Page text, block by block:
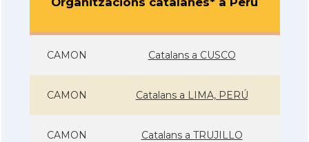
CAMON Catalans a CUSCO
CAMON Catalans a LIMA, PERÚ
CAMON Catalans a TRUJILLO